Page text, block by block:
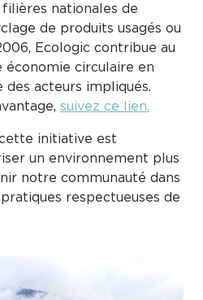
nationales de
de produits usagés ou
Ecologic contribue au
circulaire en
acteurs impliqués.
suivez ce lien.
initiative est
un environnement plus
notre communauté dans
respectueuses de